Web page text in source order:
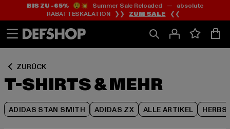
Zum
Inhalt
springen
Zum
Fußzeile
springen
BIS ZU -65%😲💥 Summer Sale Reloaded — absolute
RABATTESKALATION ❯❯ ZUM SALE ❮❮
ZURÜCK
T-SHIRTS & MEHR
ADIDAS STAN SMITH ADIDAS ZX ALLE ARTIKEL
Zum
Produktraster
springen